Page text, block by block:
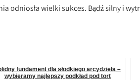
odniosła wielki sukces. Bądź silny i
fundament dla słodkiego arcydzieła –
wybieramy najlepszy podkład pod tort